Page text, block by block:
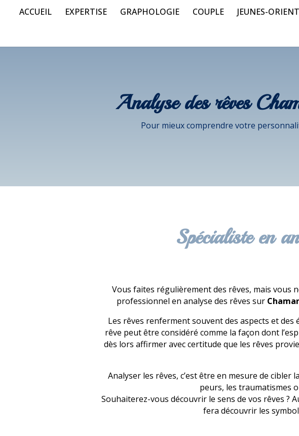
ACCUEIL EXPERTISE GRAPHOLOGIE COUPLE JEUNES-
Analyse des rêves
Pour mieux comprendre votre
Spécialiste en
Vous faites régulièrement des rêves, mais vous
professionnel en analyse des rêves sur
Les rêves renferment souvent des aspects et
rêve peut être considéré comme la façon dont
dès lors affirmer avec certitude que les rêves
Analyser les rêves, c’est être en mesure de
peurs, les traumatismes
Souhaiterez-vous découvrir le sens de vos rêves ?
fera découvrir les